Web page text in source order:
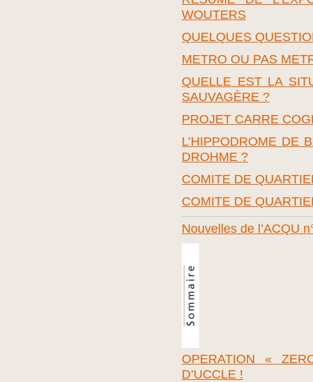
WOUTERS
QUELQUES
METRO OU PAS
QUELLE EST LA
SAUVAGÈRE ?
PROJET CARRE
L’HIPPODROME DE
DROHME ?
COMITE DE
COMITE DE
Nouvelles de l’ACQU
OPERATION «
D’UCCLE !